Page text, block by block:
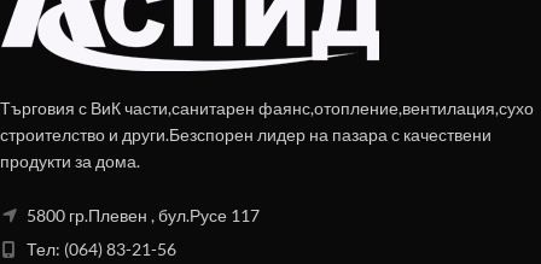
Търговия с ВиК части,санитарен фаянс,отопление,вентилация,сухо
строителство и други.Безспорен лидер на пазара с качествени
продукти за дома.
5800 гр.Плевен , бул.Русе 117
Тел: (064) 83-21-56